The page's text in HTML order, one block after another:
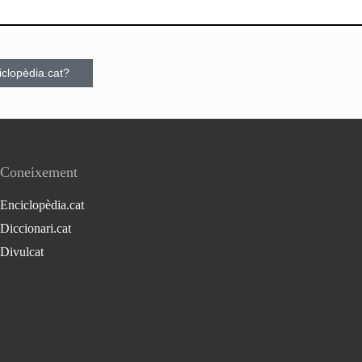
Coneixement
Enciclopèdia.cat
Diccionari.cat
Divulcat